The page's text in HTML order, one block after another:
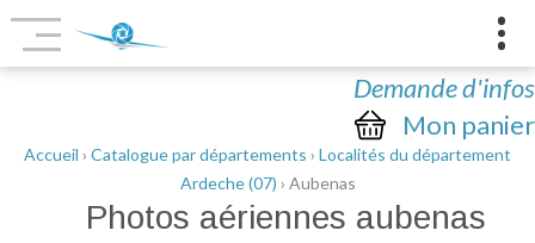
Demande d'infos
Mon panier
Accueil › Catalogue par départements › Localités du département
Ardeche (07) › Aubenas
Photos aériennes aubenas